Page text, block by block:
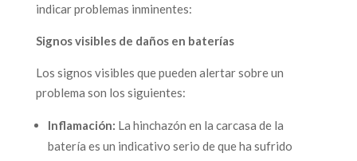
indicar problemas inminentes:
Signos visibles de daños en baterías
Los signos visibles que pueden alertar sobre un
problema son los siguientes:
Inflamación: La hinchazón en la carcasa de la
batería es un indicativo serio de que ha sufrido